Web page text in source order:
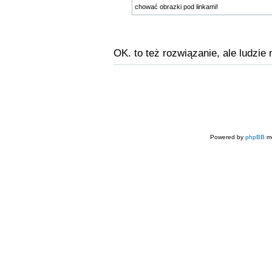
chować obrazki pod linkami!
OK. to też rozwiązanie, ale ludzie
Powered by phpBB